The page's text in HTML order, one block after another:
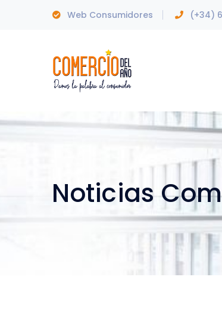
Web Consumidores (+34)
Noticias